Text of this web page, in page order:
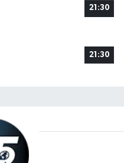
21:30
21:30